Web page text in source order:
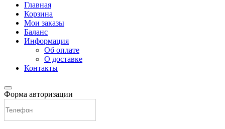
Главная
Корзина
Мои заказы
Баланс
Информация
Об оплате
О доставке
Контакты
Форма авторизации